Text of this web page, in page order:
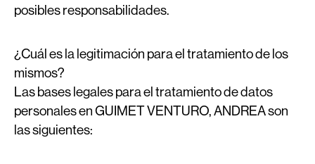
posibles responsabilidades.
¿Cuál es la legitimación para el tratamiento de los
mismos?
Las bases legales para el tratamiento de datos
personales en GUIMET VENTURO, ANDREA son
las siguientes: